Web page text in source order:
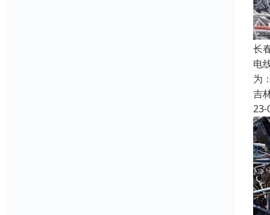
长
电
为
吉
23-